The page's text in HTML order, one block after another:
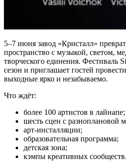
5–7 июня завод «Кристалл»
пространство с музыкой, светом,
творческого единения. Фестиваль
сезон и приглашает гостей
выходные ярко и незабываемо.
Что ждёт:
более 100 артистов в лайнапе;
шесть сцен с разноплановой
арт‑инсталляции;
образовательная программа;
детская зона;
кэмпы креативных сообществ.